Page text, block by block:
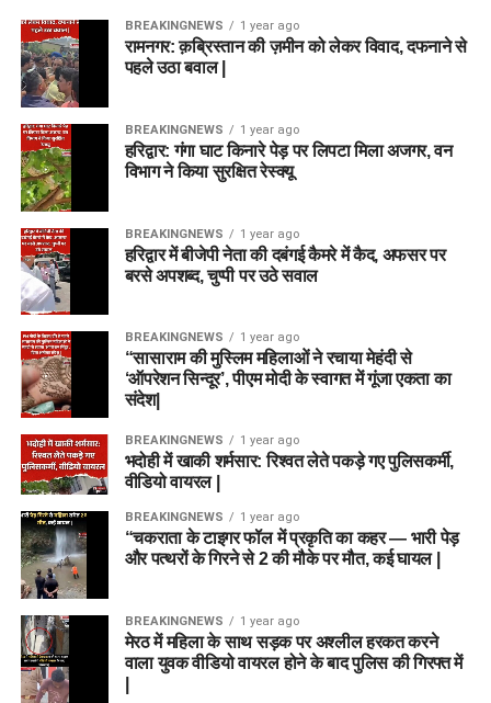
BREAKINGNEWS 1 year ago
रामनगर: क़ब्रिस्तान की ज़मीन को लेकर विवाद, दफनाने से
पहले उठा बवाल |
BREAKINGNEWS 1 year ago
हरिद्वार: गंगा घाट किनारे पेड़ पर लिपटा मिला अजगर, वन
विभाग ने किया सुरक्षित रेस्क्यू
BREAKINGNEWS 1 year ago
हरिद्वार में बीजेपी नेता की दबंगई कैमरे में कैद, अफसर पर
बरसे अपशब्द, चुप्पी पर उठे सवाल
BREAKINGNEWS 1 year ago
“सासाराम की मुस्लिम महिलाओं ने रचाया मेहंदी से
‘ऑपरेशन सिन्दूर’, पीएम मोदी के स्वागत में गूंजा एकता का
संदेश|
BREAKINGNEWS 1 year ago
भदोही में खाकी शर्मसार: रिश्वत लेते पकड़े गए पुलिसकर्मी,
वीडियो वायरल |
BREAKINGNEWS 1 year ago
“चकराता के टाइगर फॉल में प्रकृति का कहर — भारी पेड़
और पत्थरों के गिरने से 2 की मौके पर मौत, कई घायल |
BREAKINGNEWS 1 year ago
मेरठ में महिला के साथ सड़क पर अश्लील हरकत करने
वाला युवक वीडियो वायरल होने के बाद पुलिस की गिरफ्त में